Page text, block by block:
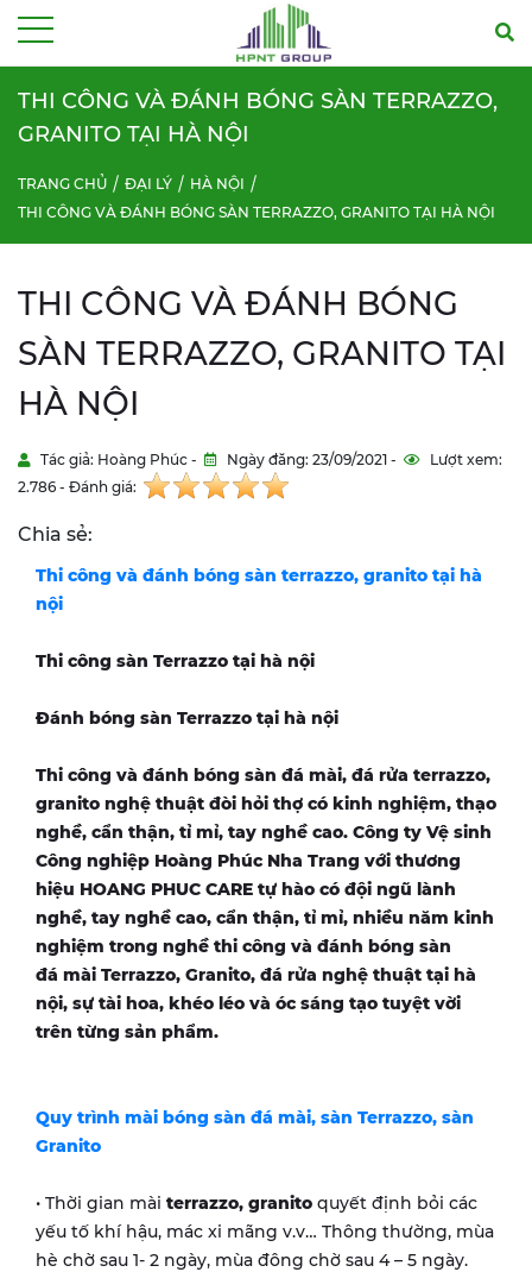
THI CÔNG VÀ ĐÁNH BÓNG SÀN TERRAZZO,
GRANITO TẠI HÀ NỘI
TRANG CHỦ ĐẠI LÝ
HÀ NỘI
THI CÔNG VÀ ĐÁNH BÓNG SÀN TERRAZZO, GRANITO TẠI HÀ NỘI
THI CÔNG VÀ ĐÁNH BÓNG
SÀN TERRAZZO, GRANITO TẠI
HÀ NỘI
Tác giả: Hoàng Phúc - Ngày đăng: 23/09/2021 -
Lượt xem:
2.786 - Đánh giá:
Chia sẻ:
Thi công và đánh bóng sàn terrazzo, granito tại hà
nội
Thi công sàn Terrazzo tại hà nội
Đánh bóng sàn Terrazzo tại hà nội
Thi công và đánh bóng sàn đá mài, đá rửa terrazzo,
granito nghệ thuật đòi hỏi thợ có kinh nghiệm, thạo
nghề, cẩn thận, tỉ mỉ, tay nghề cao. Công ty Vệ sinh
Công nghiệp Hoàng Phúc Nha Trang với thương
hiệu HOANG PHUC CARE tự hào có đội ngũ lành
nghề, tay nghề cao, cẩn thận, tỉ mỉ, nhiều năm kinh
nghiệm trong nghề thi công và đánh bóng sàn
đá mài Terrazzo, Granito, đá rửa nghệ thuật tại hà
nội, sự tài hoa, khéo léo và óc sáng tạo tuyệt vời
trên từng sản phẩm.
Quy trình mài bóng sàn đá mài, sàn Terrazzo, sàn
Granito
• Thời gian mài terrazzo, granito quyết định bỏi các
yếu tố khí hậu, mác xi mãng v.v… Thông thường, mùa
hè chờ sau 1- 2 ngày, mùa đông chờ sau 4 – 5 ngày.